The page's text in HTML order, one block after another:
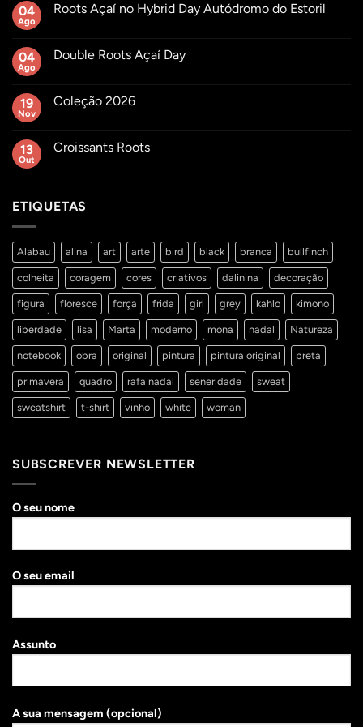
04
Ago
Roots Açaí no Hybrid Day Autódromo do Estoril
Roots
Day
Autódromo
04
Ago
Double Roots Açaí Day
Double
19
Nov
Coleção 2026
Coleção
13
Out
Croissants Roots
Roots
ETIQUETAS
Alabau alina art arte bird black branca bullfinch
colheita coragem cores criativos dalinina decoração
figura floresce força frida girl grey kahlo kimono
liberdade lisa Marta moderno mona nadal Natureza
notebook obra original pintura pintura original preta
primavera quadro rafa nadal seneridade sweat
sweatshirt t-shirt vinho white woman
SUBSCREVER NEWSLETTER
O seu nome
O seu email
Assunto
A sua mensagem (opcional)